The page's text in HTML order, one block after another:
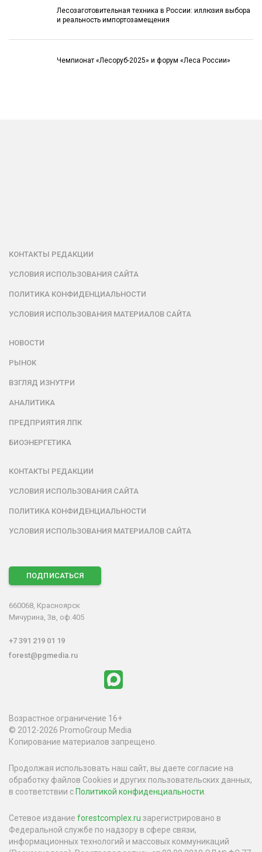
Лесозаготовительная техника в России: иллюзия выбора
и реальность импортозамещения
Чемпионат «Лесоруб-2025» и форум «Леса России»
КОНТАКТЫ РЕДАКЦИИ
УСЛОВИЯ ИСПОЛЬЗОВАНИЯ САЙТА
ПОЛИТИКА КОНФИДЕНЦИАЛЬНОСТИ
УСЛОВИЯ ИСПОЛЬЗОВАНИЯ МАТЕРИАЛОВ САЙТА
НОВОСТИ
РЫНОК
ВЗГЛЯД ИЗНУТРИ
АНАЛИТИКА
ПРЕДПРИЯТИЯ ЛПК
БИОЭНЕРГЕТИКА
КОНТАКТЫ РЕДАКЦИИ
УСЛОВИЯ ИСПОЛЬЗОВАНИЯ САЙТА
ПОЛИТИКА КОНФИДЕНЦИАЛЬНОСТИ
УСЛОВИЯ ИСПОЛЬЗОВАНИЯ МАТЕРИАЛОВ САЙТА
ПОДПИСАТЬСЯ
660068, Красноярск
Мичурина, 3в, оф.405
+7 391 219 01 19
forest@pgmedia.ru
Возрастное ограничение 16+
© 2012-2026 PromoGroup Media
Копирование материалов запрещено.
Продолжая использовать наш сайт, вы даете согласие на
обработку файлов Cookies и других пользовательских данных,
в соответствии с Политикой конфиденциальности
Сетевое издание forestcomplex.ru зарегистрировано в
Федеральной службе по надзору в сфере связи,
информационных технологий и массовых коммуникаций